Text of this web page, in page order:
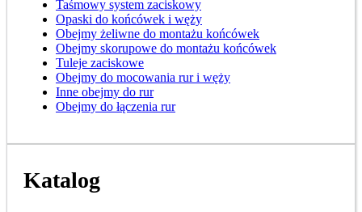
Taśmowy system zaciskowy
Opaski do końcówek i węży
Obejmy żeliwne do montażu końcówek
Obejmy skorupowe do montażu końcówek
Tuleje zaciskowe
Obejmy do mocowania rur i węży
Inne obejmy do rur
Obejmy do łączenia rur
Katalog